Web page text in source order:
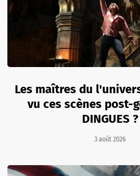
Les maîtres du
vu ces scènes post-
DINGUES ?
3 août 2026